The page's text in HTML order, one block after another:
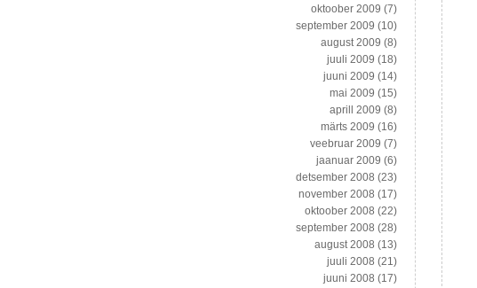
oktoober 2009 (7)
september 2009 (10)
august 2009 (8)
juuli 2009 (18)
juuni 2009 (14)
mai 2009 (15)
aprill 2009 (8)
märts 2009 (16)
veebruar 2009 (7)
jaanuar 2009 (6)
detsember 2008 (23)
november 2008 (17)
oktoober 2008 (22)
september 2008 (28)
august 2008 (13)
juuli 2008 (21)
juuni 2008 (17)